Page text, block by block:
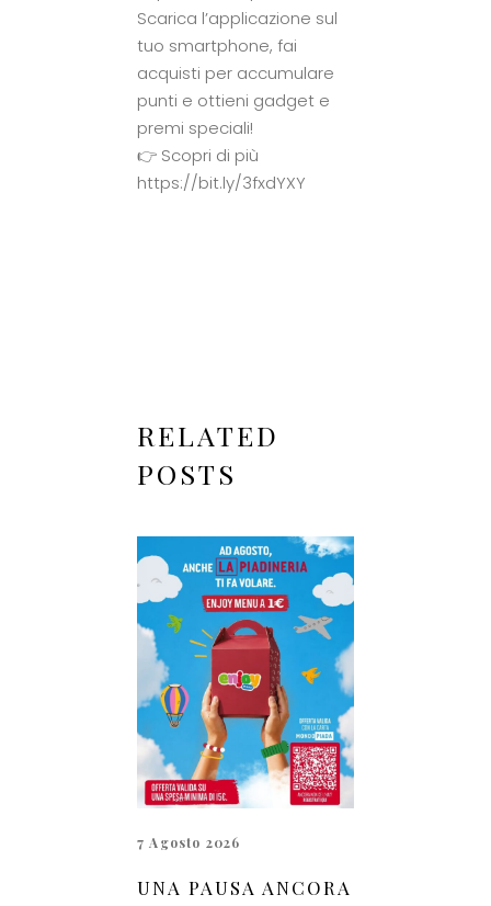
Scarica l’applicazione sul
tuo smartphone, fai
acquisti per accumulare
punti e ottieni gadget e
premi speciali!
👉 Scopri di più
https://bit.ly/3fxdYXY
RELATED
POSTS
7 Agosto 2026
UNA PAUSA ANCORA